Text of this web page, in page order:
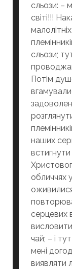
сльози: –
світі!!!
сльози;
Потім
наших
обличчях
серцевих
чай; – і
мені
виявляти